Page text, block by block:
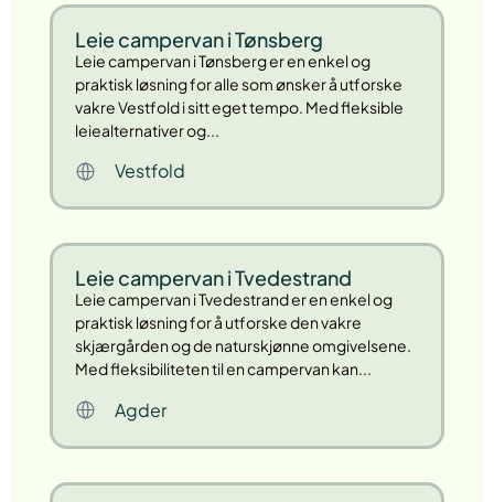
Leie campervan i Tønsberg
Leie campervan i Tønsberg er en enkel og
praktisk løsning for alle som ønsker å utforske
vakre Vestfold i sitt eget tempo. Med fleksible
leiealternativer og...
Vestfold
Leie campervan i Tvedestrand
Leie campervan i Tvedestrand er en enkel og
praktisk løsning for å utforske den vakre
skjærgården og de naturskjønne omgivelsene.
Med fleksibiliteten til en campervan kan...
Agder